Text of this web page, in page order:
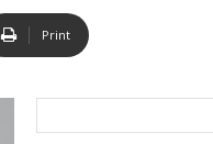
Print